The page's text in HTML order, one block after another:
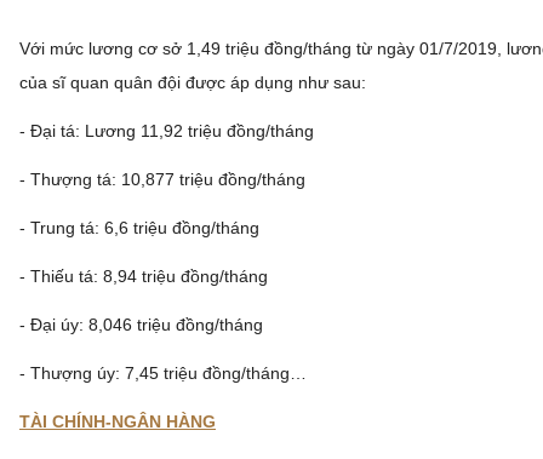
Với mức lương cơ sở 1,49 triệu đồng/tháng từ ngày 01/7/2019,
của sĩ quan quân đội được áp dụng như sau:
- Đại tá: Lương 11,92 triệu đồng/tháng
- Thượng tá: 10,877 triệu đồng/tháng
- Trung tá: 6,6 triệu đồng/tháng
- Thiếu tá: 8,94 triệu đồng/tháng
- Đại úy: 8,046 triệu đồng/tháng
- Thượng úy: 7,45 triệu đồng/tháng…
TÀI CHÍNH-NGÂN HÀNG